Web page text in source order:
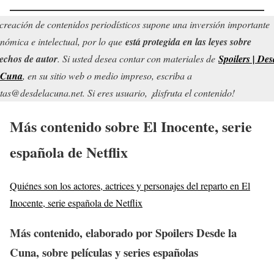
de contenidos periodísticos supone una inversión importante
e intelectual, por lo que está protegida en las leyes sobre
de autor. Si usted desea contar con materiales de Spoilers |
, en su sitio web o medio impreso, escriba a
Si eres usuario, ¡disfruta el contenido!
Más contenido sobre El Inocente, serie
española de Netflix
Quiénes son los actores, actrices y personajes del reparto en El
Inocente, serie española de Netflix
Más contenido, elaborado por Spoilers Desde la
Cuna, sobre películas y series españolas